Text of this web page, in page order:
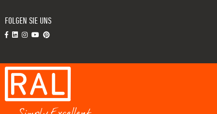
FOLGEN SIE UNS